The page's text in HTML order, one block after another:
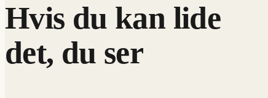
Hvis du kan lide
det, du ser